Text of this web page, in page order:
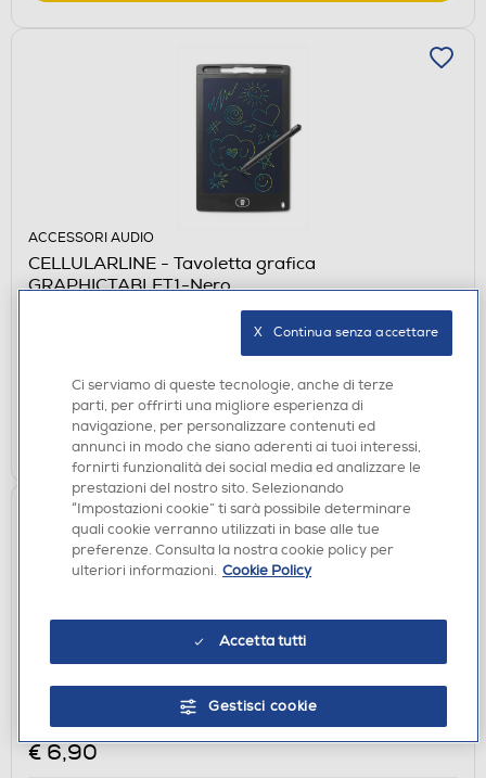
ACCESSORI AUDIO
CELLULARLINE - Tavoletta grafica
GRAPHICTABLET1-Nero
Ritiro in negozio in 30' gratuito:verifica
AGGIUNGI
ACCESSORI AUDIO
CELLULARLINE - 45499
€ 6,90
Ci serviamo di queste tecnologie, anche di terze
parti, per offrirti una migliore esperienza di
navigazione, per personalizzare contenuti ed
annunci in modo che siano aderenti ai tuoi interessi,
fornirti funzionalità dei social media ed analizzare le
prestazioni del nostro sito. Selezionando
“Impostazioni cookie” ti sarà possibile determinare
quali cookie verranno utilizzati in base alle tue
preferenze. Consulta la nostra cookie policy per
ulteriori informazioni. Cookie Policy
Accetta tutti
Gestisci cookie
X   Continua senza accettare